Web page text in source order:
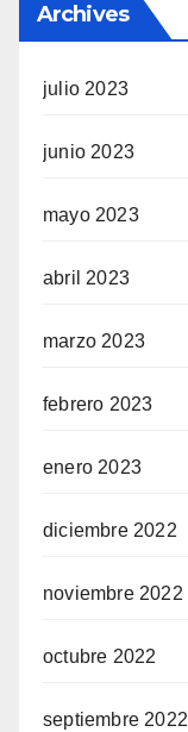
Archives
julio 2023
junio 2023
mayo 2023
abril 2023
marzo 2023
febrero 2023
enero 2023
diciembre 2022
noviembre 2022
octubre 2022
septiembre 2022